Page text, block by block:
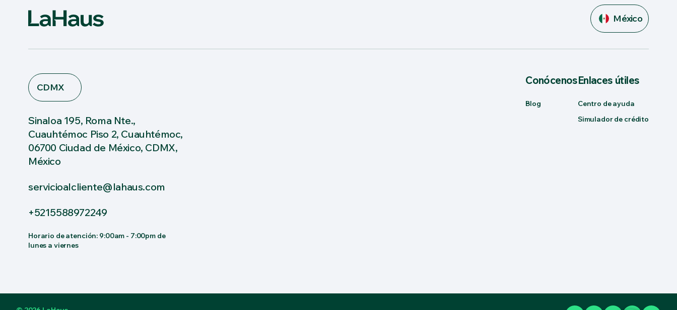
México
CDMX
Sinaloa 195, Roma Nte.,
Cuauhtémoc Piso 2, Cuauhtémoc,
06700 Ciudad de México, CDMX,
México
servicioalcliente@lahaus.com
+5215588972249
Horario de atención: 9:00am - 7:00pm de
lunes a viernes
Conócenos
Blog
Enlaces útiles
Centro de ayuda
Simulador de crédito